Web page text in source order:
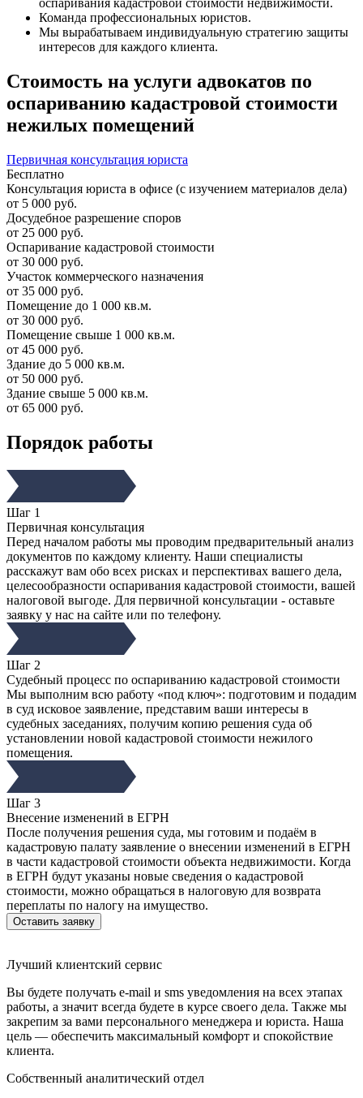
оспаривания кадастровой стоимости недвижимости.
Команда профессиональных юристов.
Мы вырабатываем индивидуальную стратегию защиты
интересов для каждого клиента.
Стоимость на услуги адвокатов по
оспариванию кадастровой стоимости
нежилых помещений
Первичная консультация юриста
Бесплатно
Консультация юриста в офисе (с изучением материалов дела)
от 5 000 руб.
Досудебное разрешение споров
от 25 000 руб.
Оспаривание кадастровой стоимости
от 30 000 руб.
Участок коммерческого назначения
от 35 000 руб.
Помещение до 1 000 кв.м.
от 30 000 руб.
Помещение свыше 1 000 кв.м.
от 45 000 руб.
Здание до 5 000 кв.м.
от 50 000 руб.
Здание свыше 5 000 кв.м.
от 65 000 руб.
Порядок работы
Шаг 1
Первичная консультация
Перед началом работы мы проводим предварительный анализ
документов по каждому клиенту. Наши специалисты
расскажут вам обо всех рисках и перспективах вашего дела,
целесообразности оспаривания кадастровой стоимости, вашей
налоговой выгоде. Для первичной консультации - оставьте
заявку у нас на сайте или по телефону.
Шаг 2
Судебный процесс по оспариванию кадастровой стоимости
Мы выполним всю работу «под ключ»: подготовим и подадим
в суд исковое заявление, представим ваши интересы в
судебных заседаниях, получим копию решения суда об
установлении новой кадастровой стоимости нежилого
помещения.
Шаг 3
Внесение изменений в ЕГРН
После получения решения суда, мы готовим и подаём в
кадастровую палату заявление о внесении изменений в ЕГРН
в части кадастровой стоимости объекта недвижимости. Когда
в ЕГРН будут указаны новые сведения о кадастровой
стоимости, можно обращаться в налоговую для возврата
переплаты по налогу на имущество.
Оставить заявку
Лучший клиентский сервис
Вы будете получать e-mail и sms уведомления на всех этапах
работы, а значит всегда будете в курсе своего дела. Также мы
закрепим за вами персонального менеджера и юриста. Наша
цель — обеспечить максимальный комфорт и спокойствие
клиента.
Собственный аналитический отдел